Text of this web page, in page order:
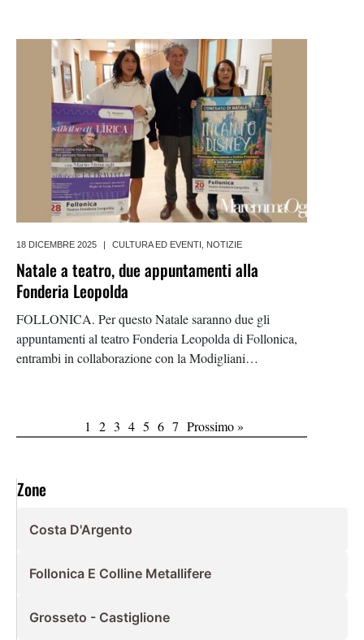
18 DICEMBRE 2025 | CULTURA ED EVENTI NOTIZIE
Natale a teatro, due appuntamenti alla
Fonderia Leopolda
FOLLONICA. Per questo Natale saranno due gli
appuntamenti al teatro Fonderia Leopolda di Follonica,
entrambi in collaborazione con la Modigliani
1 2 3 4 5 6 7 Prossimo »
Zone
Costa D'Argento
Follonica E Colline Metallifere
Grosseto - Castiglione